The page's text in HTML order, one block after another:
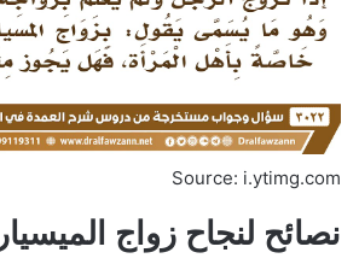
Source: i.ytimg.com
نصائح لنجاح زواج الميسيار